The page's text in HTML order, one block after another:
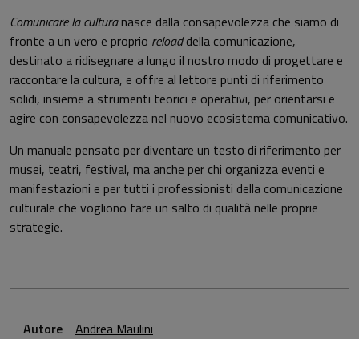
Comunicare la culturanasce dalla consapevolezza che siamo di
fronte a un vero e proprio reloaddella comunicazione,
destinato a ridisegnare a lungo il nostro modo di progettare e
raccontare la cultura, e offre al lettore punti di riferimento
solidi, insieme a strumenti teorici e operativi, per orientarsi e
agire con consapevolezza nel nuovo ecosistema comunicativo.
Un manuale pensato per diventare un testo di riferimento per
musei, teatri, festival, ma anche per chi organizza eventi e
manifestazioni e per tutti i professionisti della comunicazione
culturale che vogliono fare un salto di qualità nelle proprie
strategie.
Autore Andrea Maulini